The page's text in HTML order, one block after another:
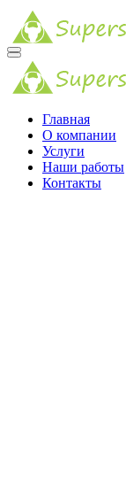
Главная
О компании
Услуги
Наши работы
Контакты